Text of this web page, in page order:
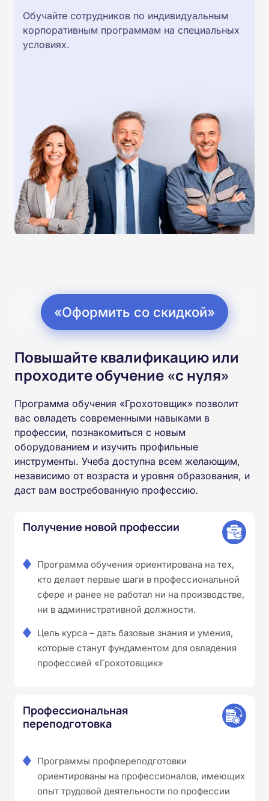
Обучайте сотрудников по индивидуальным
корпоративным программам на специальных
условиях.
«Оформить со скидкой»
Повышайте квалификацию или
проходите обучение «с нуля»
Программа обучения «Грохотовщик» позволит
вас овладеть современными навыками в
профессии, познакомиться с новым
оборудованием и изучить профильные
инструменты. Учеба доступна всем желающим,
независимо от возраста и уровня образования, и
даст вам востребованную профессию.
Получение новой профессии
Программа обучения ориентирована на тех,
кто делает первые шаги в профессиональной
сфере и ранее не работал ни на производстве,
ни в административной должности.
Цель курса – дать базовые знания и умения,
которые станут фундаментом для овладения
профессией «Грохотовщик»
Профессиональная
переподготовка
Программы профпереподготовки
ориентированы на профессионалов, имеющих
опыт трудовой деятельности по профессии